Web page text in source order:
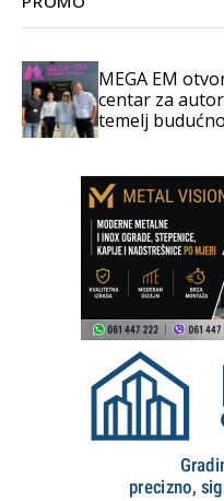
MEGA EM
centar za
temelj